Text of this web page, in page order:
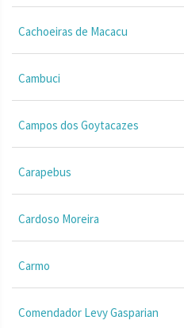
Cachoeiras de Macacu
Cambuci
Campos dos Goytacazes
Carapebus
Cardoso Moreira
Carmo
Comendador Levy Gasparian